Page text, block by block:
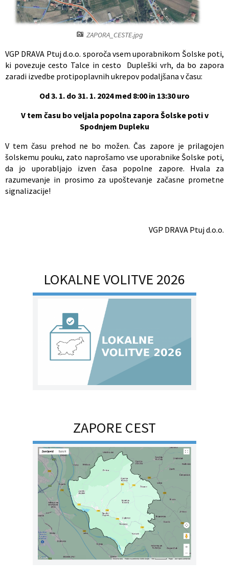
ZAPORA_CESTE.jpg
VGP DRAVA Ptuj d.o.o. sporoča vsem uporabnikom Šolske poti,
ki povezuje cesto Talce in cesto Dupleški vrh, da bo zapora
zaradi izvedbe protipoplavnih ukrepov podaljšana v času:
Od 3. 1. do 31. 1. 2024 med 8:00 in 13:30 uro
V tem času bo veljala popolna zapora Šolske poti v
Spodnjem Dupleku
V tem času prehod ne bo možen. Čas zapore je prilagojen
šolskemu pouku, zato naprošamo vse uporabnike Šolske poti,
da jo uporabljajo izven časa popolne zapore. Hvala za
razumevanje in prosimo za upoštevanje začasne prometne
signalizacije!
VGP DRAVA Ptuj d.o.o.
LOKALNE VOLITVE 2026
ZAPORE CEST
Občinski nagrajenci
Uradne ure
Proračun občine
Prostorski akti občine